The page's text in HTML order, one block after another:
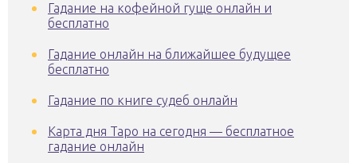
Гадание на кофейной гуще онлайн и
бесплатно
Гадание онлайн на ближайшее будущее
бесплатно
Гадание по книге судеб онлайн
Карта дня Таро на сегодня — бесплатное
гадание онлайн